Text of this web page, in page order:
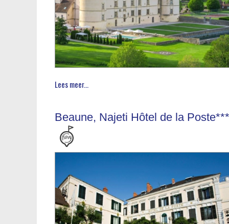
Lees meer...
Beaune, Najeti Hôtel de la